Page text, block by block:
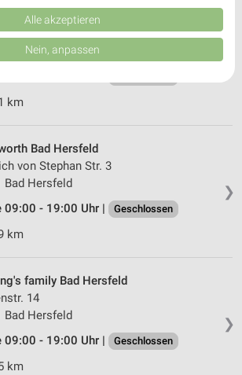
❯
family Hammelburg
3
Hammelburg
km
❯
Bad Hersfeld
von Stephan Str. 3
Bad Hersfeld
09:00 - 19:00 Uhr |
Geschlossen
km
❯
family Bad Hersfeld
14
Bad Hersfeld
09:00 - 19:00 Uhr |
Geschlossen
km
aus verschiedenen Quellen. Entwicklung und
Verwendung reduzierter Daten zur Auswahl
der Europäischen Union weitergegeben und in die
(1 IAB-Anbieter)
Zugriff auf Informationen
Daten zur Auswahl von
zur Auswahl
zur Personalisierung
Alle akzeptieren
Nein, anpassen